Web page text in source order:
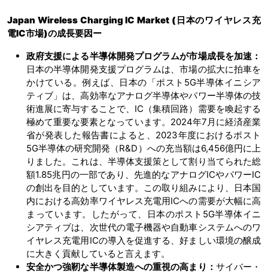
Japan Wireless Charging IC Market (日本のワイヤレス充
電IC市場)の成長要因ー
政府支援による半導体開発プログラムが市場成長を加速：
日本の半導体開発支援プログラムは、市場の拡大に拍車を
かけている。例えば、日本の「ポスト5G半導体イニシア
ティブ」は、高効率なアナログ半導体やパワー半導体の技
術進展に寄与することで、IC（集積回路）需要を喚起する
極めて重要な要素となっています。2024年7月に経済産業
省が発表した報告書によると、2023年度におけるポスト
5G半導体の研究開発（R&D）への充当額は6,456億円に上
りました。これは、半導体支援策として割り当てられた総
額1.85兆円の一部であり、先進的なアナログICやパワーIC
の創出を目的としています。この取り組みにより、日本国
内における高効率ワイヤレス充電用ICへの需要が大幅に高
まっています。したがって、日本のポスト5G半導体イニ
シアティブは、次世代の電子機器や自動車システムへのワ
イヤレス充電用ICの導入を促進する、好ましい環境の醸成
に大きく貢献していると言えます。
安全かつ強靭な半導体製造への重視の高まり： サイバー・